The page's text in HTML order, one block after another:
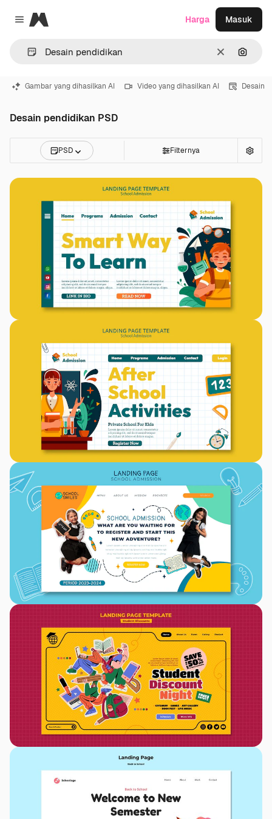
Close menu
Magnific
Jernih
Harga Masuk
Gambar yang dihasilkan AI Video yang dihasilkan AI Desain
Desain pendidikan PSD
PSD Filternya